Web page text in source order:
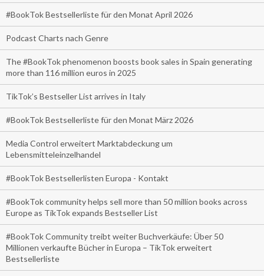
#BookTok Bestsellerliste für den Monat April 2026
Podcast Charts nach Genre
The #BookTok phenomenon boosts book sales in Spain generating
more than 116 million euros in 2025
TikTok’s Bestseller List arrives in Italy
#BookTok Bestsellerliste für den Monat März 2026
Media Control erweitert Marktabdeckung um
Lebensmitteleinzelhandel
#BookTok Bestsellerlisten Europa - Kontakt
#BookTok community helps sell more than 50 million books across
Europe as TikTok expands Bestseller List
#BookTok Community treibt weiter Buchverkäufe: Über 50
Millionen verkaufte Bücher in Europa – TikTok erweitert
Bestsellerliste